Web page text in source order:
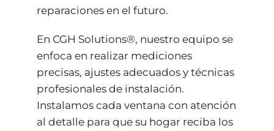
reparaciones en el futuro.
En CGH Solutions®, nuestro equipo se
enfoca en realizar mediciones
precisas, ajustes adecuados y técnicas
profesionales de instalación.
Instalamos cada ventana con atención
al detalle para que su hogar reciba los